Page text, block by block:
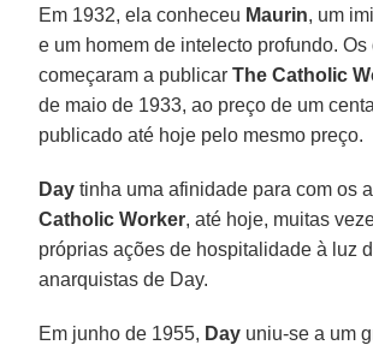
Em 1932, ela conheceu Maurin, um
e um homem de intelecto profundo. Os
começaram a publicarThe Catholic
de maio de 1933, ao preço de um
publicado até hoje pelo mesmo preço.
Day tinha uma afinidade para com os
Catholic Worker, até hoje, muitas
próprias ações de hospitalidade à luz
anarquistas de Day.
Em junho de 1955, Day uniu-se a um